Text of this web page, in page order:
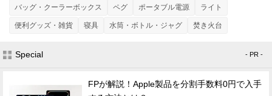
バッグ・クーラーボックス ペグ ポータブル電源 ライト
便利グッズ・雑貨 寝具 水筒・ボトル・ジャグ 焚き火台
Special - PR -
FPが解説！Apple製品を分割手数料0円で入手